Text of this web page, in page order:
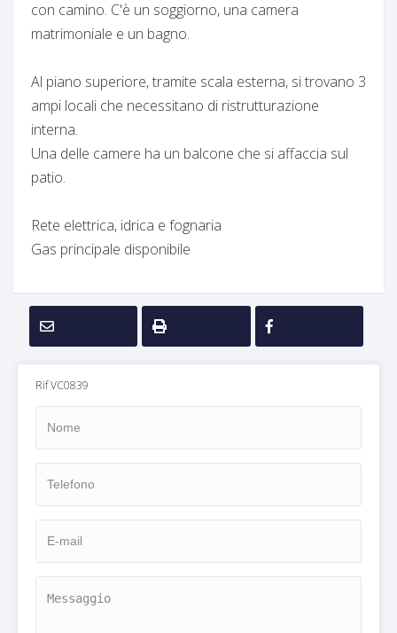
con camino. C'è un soggiorno, una camera
matrimoniale e un bagno.
Al piano superiore, tramite scala esterna, si trovano 3
ampi locali che necessitano di ristrutturazione
interna.
Una delle camere ha un balcone che si affaccia sul
patio.
Rete elettrica, idrica e fognaria
Gas principale disponibile
Rif VC0839